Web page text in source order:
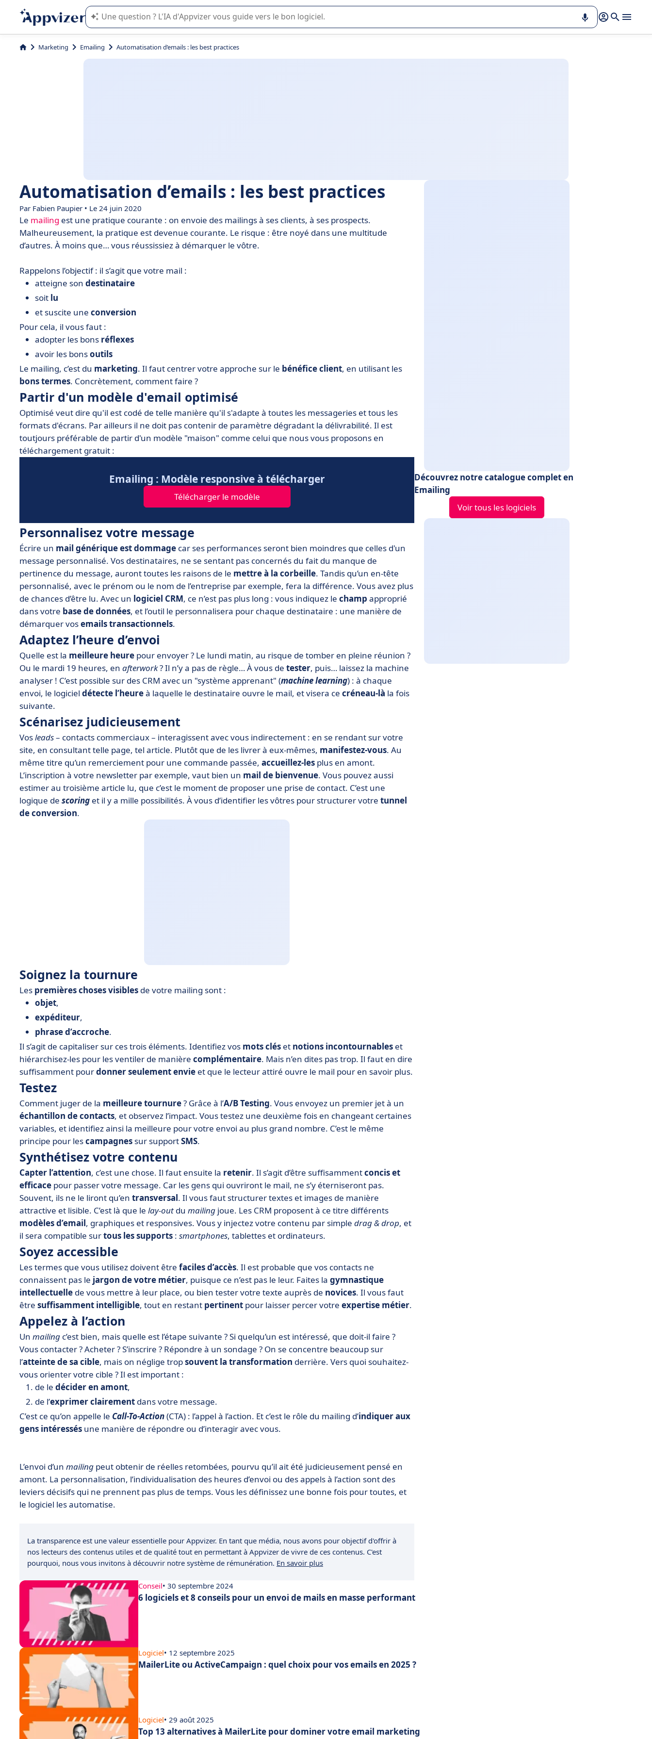
L'IA de Appvizer vous guide dans l'utilisation ou la sélection de logiciel SaaS en entreprise.
Marketing Emailing Automatisation d’emails : les best practices
Automatisation d’emails : les best practices
Par Fabien Paupier • Le 24 juin 2020
Le mailing est une pratique courante : on envoie des mailings à ses clients, à ses prospects.
Malheureusement, la pratique est devenue courante. Le risque : être noyé dans une multitude
d’autres. À moins que… vous réussissiez à démarquer le vôtre.
Rappelons l’objectif : il s’agit que votre mail :
atteigne son destinataire
soit lu
et suscite une conversion
Pour cela, il vous faut :
adopter les bons réflexes
avoir les bonsoutils
Le mailing, c’est du marketing. Il faut centrer votre approche sur le bénéfice client, en utilisant les
bons termes. Concrètement, comment faire ?
Partir d'un modèle d'email optimisé
Optimisé veut dire qu'il est codé de telle manière qu'il s'adapte à toutes les messageries et tous les
formats d'écrans. Par ailleurs il ne doit pas contenir de paramètre dégradant la délivrabilité. Il est
toutjours préférable de partir d'un modèle "maison" comme celui que nous vous proposons en
téléchargement gratuit :
Emailing : Modèle responsive à télécharger
Télécharger le modèle
Personnalisez votre message
Écrire un mail générique est dommage car ses performances seront bien moindres que celles d'un
message personnalisé. Vos destinataires, ne se sentant pas concernés du fait du manque de
pertinence du message, auront toutes les raisons de le mettre à la corbeille. Tandis qu’un en-tête
personnalisé, avec le prénom ou le nom de l’entreprise par exemple, fera la différence. Vous avez plus
de chances d’être lu. Avec un logiciel CRM, ce n’est pas plus long : vous indiquez le champ approprié
dans votre base de données, et l’outil le personnalisera pour chaque destinataire : une manière de
démarquer vosemails transactionnels.
Adaptez l’heure d’envoi
Quelle est la meilleure heure pour envoyer ? Le lundi matin, au risque de tomber en pleine réunion ?
Ou le mardi 19 heures, en afterwork? Il n’y a pas de règle… À vous de tester, puis… laissez la machine
analyser ! C’est possible sur des CRM avec un "système apprenant" (machine learning) : à chaque
envoi, le logiciel détecte l’heureà laquelle le destinataire ouvre le mail, et visera ce créneau-là la fois
suivante.
Scénarisez judicieusement
Vosleads– contacts commerciaux – interagissent avec vous indirectement : en se rendant sur votre
site, en consultant telle page, tel article. Plutôt que de les livrer à eux-mêmes, manifestez-vous. Au
même titre qu’un remerciement pour une commande passée, accueillez-les plus en amont.
L’inscription à votre newsletter par exemple, vaut bien un mail de bienvenue. Vous pouvez aussi
estimer au troisième article lu, que c’est le moment de proposer une prise de contact. C’est une
logique de scoring et il y a mille possibilités. À vous d’identifier les vôtres pour structurer votre tunnel
de conversion.
Soignez la tournure
Les premières choses visibles de votre mailing sont :
objet,
expéditeur,
phrase d’accroche.
Il s’agit de capitaliser sur ces trois éléments. Identifiez vos mots clés et notions incontournables et
hiérarchisez-les pour les ventiler de manière complémentaire. Mais n’en dites pas trop. Il faut en dire
suffisamment pourdonner seulement envie et que le lecteur attiré ouvre le mail pour en savoir plus.
Testez
Comment juger de la meilleure tournure? Grâce à l’A/B Testing. Vous envoyez un premier jet à un
échantillon de contacts, et observez l’impact. Vous testez une deuxième fois en changeant certaines
variables, et identifiez ainsi la meilleure pour votre envoi au plus grand nombre. C’est le même
principe pour lescampagnes sur supportSMS.
Synthétisez votre contenu
Capter l’attention, c’est une chose. Il faut ensuite la retenir. Il s’agit d’être suffisammentconcis et
efficace pour passer votre message. Car les gens qui ouvriront le mail, ne s’y éterniseront pas.
Souvent, ils ne le liront qu’en transversal. Il vous faut structurer textes et images de manière
attractive et lisible. C’est là que le lay-out du mailing joue. Les CRM proposent à ce titre différents
modèles d’email, graphiques et responsives. Vous y injectez votre contenu par simple drag & drop, et
il sera compatible surtous les supports : smartphones, tablettes et ordinateurs.
Soyez accessible
Les termes que vous utilisez doivent être faciles d’accès. Il est probable que vos contacts ne
connaissent pas le jargon de votre métier, puisque ce n’est pas le leur. Faites la gymnastique
intellectuelle de vous mettre à leur place, ou bien tester votre texte auprès de novices. Il vous faut
être suffisamment intelligible, tout en restant pertinent pour laisser percer votre expertise métier.
Appelez à l’action
Un mailing c’est bien, mais quelle est l’étape suivante ? Si quelqu’un est intéressé, que doit-il faire ?
Vous contacter ? Acheter ? S’inscrire ? Répondre à un sondage ? On se concentre beaucoup sur
l’atteinte de sa cible, mais on néglige tropsouvent la transformation derrière. Vers quoi souhaitez-
vous orienter votre cible ? Il est important :
de le décider en amont,
de l’exprimer clairement dans votre message.
C’est ce qu’on appelle le Call-To-Action(CTA) : l’appel à l’action. Et c’est le rôle du mailing d’indiquer aux
gens intéressés une manière de répondre ou d’interagir avec vous.
L’envoi d’un mailing peut obtenir de réelles retombées, pourvu qu’il ait été judicieusement pensé en
amont. La personnalisation, l’individualisation des heures d’envoi ou des appels à l’action sont des
leviers décisifs qui ne prennent pas plus de temps. Vous les définissez une bonne fois pour toutes, et
le logiciel les automatise.
La transparence est une valeur essentielle pour Appvizer. En tant que média, nous avons pour objectif d'offrir à
nos lecteurs des contenus utiles et de qualité tout en permettant à Appvizer de vivre de ces contenus. C'est
pourquoi, nous vous invitons à découvrir notre système de rémunération. En savoir plus
Découvrez notre catalogue complet en
Emailing
Voir tous les logiciels
Conseil• 30 septembre 2024
6 logiciels et 8 conseils pour un envoi de mails en masse performant
Logiciel• 12 septembre 2025
MailerLite ou ActiveCampaign : quel choix pour vos emails en 2025 ?
Logiciel• 29 août 2025
Top 13 alternatives à MailerLite pour dominer votre email marketing